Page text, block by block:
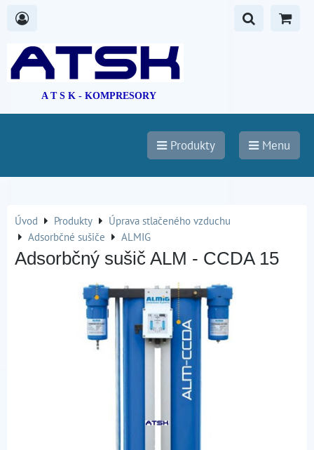
A T S K - KOMPRESORY
Produkty Menu
Úvod Produkty
Úprava stlačeného vzduchu
Adsorbčné sušiče
ALMIG
Adsorbčný sušič ALM - CCDA 15